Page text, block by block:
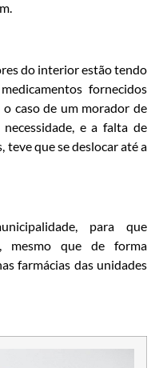
do interior estão tendo
fornecidos
caso de um morador de
e a falta de
teve que se deslocar até a
para que
mesmo que de forma
farmácias das unidades